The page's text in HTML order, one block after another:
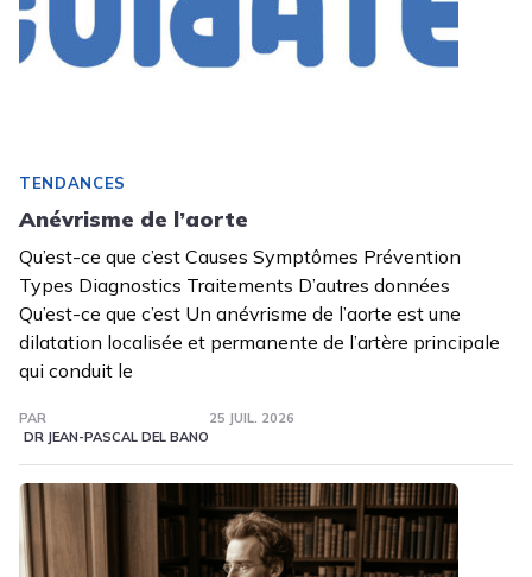
TENDANCES
Anévrisme de l’aorte
Qu’est-ce que c’est Causes Symptômes Prévention
Types Diagnostics Traitements D’autres données
Qu’est-ce que c’est Un anévrisme de l’aorte est une
dilatation localisée et permanente de l’artère principale
qui conduit le
PAR
DR JEAN-PASCAL DEL BANO
25 JUIL. 2026